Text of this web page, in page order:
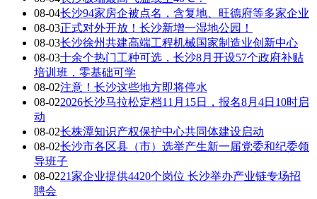
08-04长沙94家房企被点名，含复地、旺德府等多家企业
08-03正式对外开放！长沙新增一湿地公园！
08-03长沙徐州共建高端工程机械国家制造业创新中心
08-03十余个热门工种可选，长沙8月开设57个政府补贴
培训班，零基础可学
08-02注意！长沙这些地方即将停水
08-022026长沙马拉松定档11月15日，报名8月4日10时启
动
08-02长株潭知识产权保护中心共同体建设启动
08-02长沙市各区县（市）选举产生新一届党委和纪委领
导班子
08-0221家企业提供4420个岗位 长沙举办产业链专场招
聘会